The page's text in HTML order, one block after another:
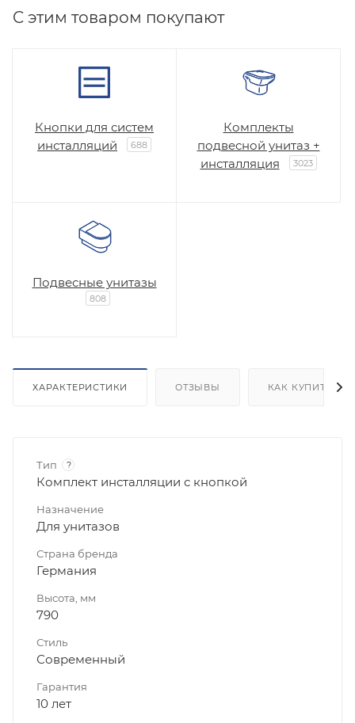
C этим товаром покупают
Кнопки для систем
инсталляций
688
Комплекты
подвесной унитаз +
инсталляция
3023
Подвесные унитазы
808
ХАРАКТЕРИСТИКИ ОТЗЫВЫ КАК КУПИТЬ
Тип ?
Комплект инсталляции с кнопкой
Назначение
Для унитазов
Страна бренда
Германия
Высота, мм
790
Стиль
Современный
Гарантия
10 лет